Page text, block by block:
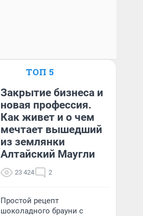
ТОП 5
Закрытие бизнеса и
новая профессия.
Как живет и о чем
мечтает вышедший
из землянки
Алтайский Маугли
23 424 2
Простой рецепт
шоколадного брауни с